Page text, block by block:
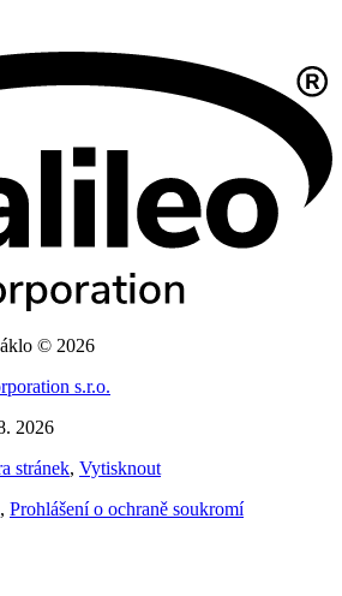
© 2026
s.r.o.
2026
stránek, Vytisknout
, Prohlášení o ochraně soukromí